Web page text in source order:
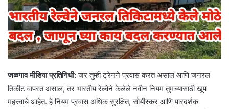
जळगाव मीडिया प्रतिनिधी:जर तुम्ही ट्रेनने प्रवास करत असाल आणि जनरल
तिकीट वापरत असाल, तर भारतीय रेल्वेने केलेले नवीन नियम तुमच्यासाठी खूप
महत्त्वाचे आहेत. हे नियम प्रवास अधिक सुरक्षित, सोयीस्कर आणि पारदर्शक